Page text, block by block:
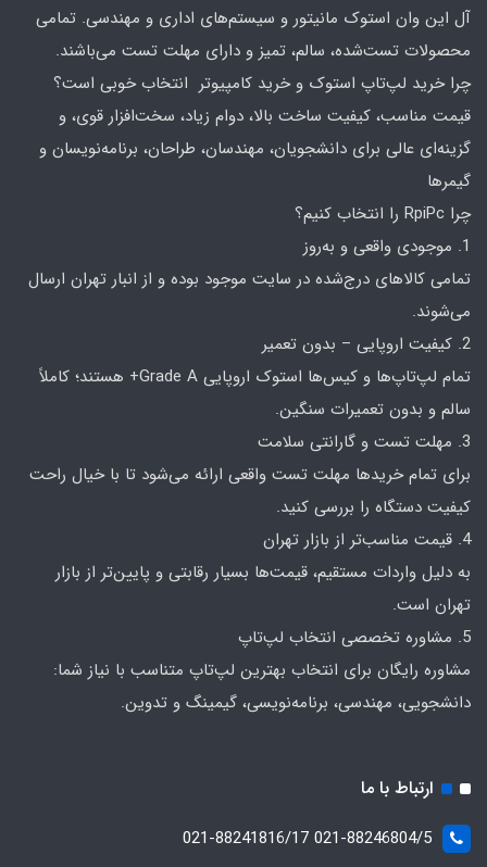
آل این وان استوک مانیتور و سیستم‌های اداری و مهندسی. تمامی
محصولات تست‌شده، سالم، تمیز و دارای مهلت تست می‌باشند.
چرا خرید لپ‌تاپ استوک و خرید کامپیوتر انتخاب خوبی است؟
قیمت مناسب، کیفیت ساخت بالا، دوام زیاد، سخت‌افزار قوی، و
گزینه‌ای عالی برای دانشجویان، مهندسان، طراحان، برنامه‌نویسان و
گیمرها
چرا RpiPc را انتخاب کنیم؟
1. موجودی واقعی و به‌روز
تمامی کالاهای درج‌شده در سایت موجود بوده و از انبار تهران ارسال
می‌شوند.
2. کیفیت اروپایی – بدون تعمیر
تمام لپ‌تاپ‌ها و کیس‌ها استوک اروپایی Grade A+ هستند؛ کاملاً
سالم و بدون تعمیرات سنگین.
3. مهلت تست و گارانتی سلامت
برای تمام خریدها مهلت تست واقعی ارائه می‌شود تا با خیال راحت
کیفیت دستگاه را بررسی کنید.
4. قیمت مناسب‌تر از بازار تهران
به دلیل واردات مستقیم، قیمت‌ها بسیار رقابتی و پایین‌تر از بازار
تهران است.
5. مشاوره تخصصی انتخاب لپ‌تاپ
مشاوره رایگان برای انتخاب بهترین لپ‌تاپ متناسب با نیاز شما:
دانشجویی، مهندسی، برنامه‌نویسی، گیمینگ و تدوین.
ارتباط با ما
021-88246804/5 021-88241816/17